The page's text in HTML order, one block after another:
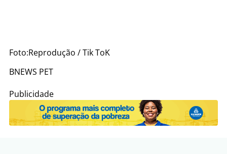
Foto:Reprodução / Tik ToK
BNEWS PET
Publicidade